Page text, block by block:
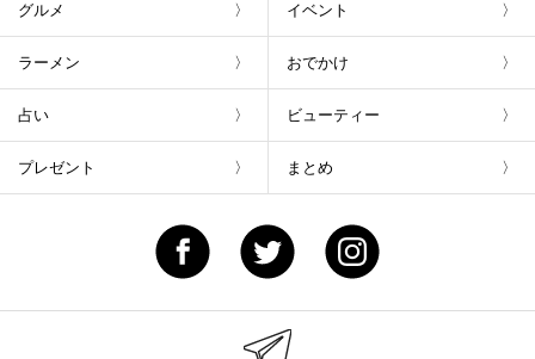
グルメ イベント
ラーメン おでかけ
占い ビューティー
プレゼント まとめ